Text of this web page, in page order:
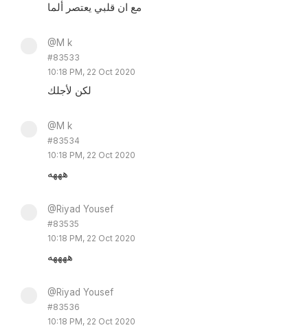
مع ان قلبي يعتصر ألما
@M k
#83533
10:18 PM, 22 Oct 2020
لكن لأجلك
@M k
#83534
10:18 PM, 22 Oct 2020
هههه
@Riyad Yousef
#83535
10:18 PM, 22 Oct 2020
ههههه
@Riyad Yousef
#83536
10:18 PM, 22 Oct 2020